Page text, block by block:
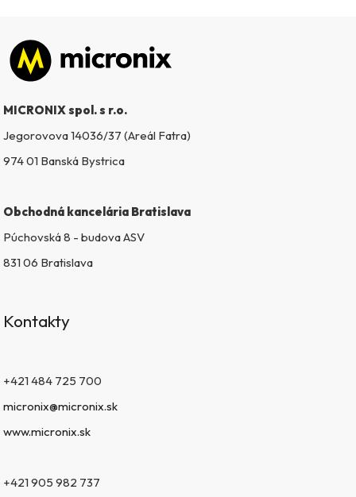
v
u
Zápätie
MICRONIX spol. s r.o.
Jegorovova 14036/37 (Areál Fatra)
974 01 Banská Bystrica
Obchodná kancelária Bratislava
Púchovská 8 - budova ASV
831 06 Bratislava
Kontakty
+421 484 725 700
micronix@micronix.sk
www.micronix.sk
+421 905 982 737